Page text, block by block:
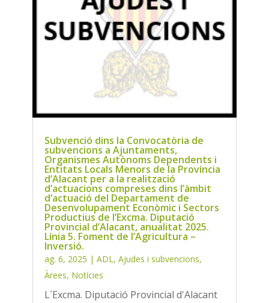
Subvenció dins la Convocatòria de
subvencions a Ajuntaments,
Organismes Autònoms Dependents i
Entitats Locals Menors de la Província
d’Alacant per a la realització
d’actuacions compreses dins l’àmbit
d’actuació del Departament de
Desenvolupament Econòmic i Sectors
Productius de l’Excma. Diputació
Provincial d’Alacant, anualitat 2025.
Línia 5. Foment de l’Agricultura –
Inversió.
ag. 6, 2025 | ADL, Ajudes i subvencions,
Àrees, Notícies
L´Excma. Diputació Provincial d'Alacant